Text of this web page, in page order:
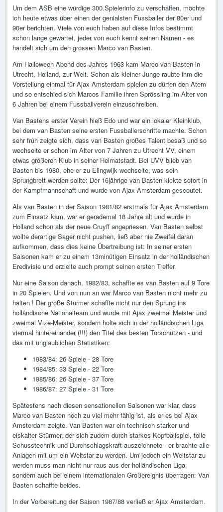
Um dem ASB eine würdige 300.Spielerinfo zu verschaffen, möchte
ich heute etwas über einen der genialsten Fussballer der 80er und
90er berichten. Viele von euch haben auf diese Infos bestimmt
schon lange gewartet, jeder von euch kennt seinen Namen - es
handelt sich um den grossen Marco van Basten.
Am Halloween-Abend des Jahres 1963 kam Marco van Basten in
Utrecht, Holland, zur Welt. Schon als kleiner Junge raubte ihm die
Vorstellung einmal für Ajax Amsterdam spielen zu dürfen den Atem
und so entschied sich Marcos Familie ihren Sprössling im Alter von
6 Jahren bei einem Fussballverein einzuschreiben.
Van Bastens erster Verein hieß Edo und war ein lokaler Kleinklub,
bei dem van Basten seine ersten Fussballerschritte machte. Schon
sehr früh zeigte sich, dass van Basten großes Talent besaß und so
wechselte er schon im Alter von 7 Jahren zu Utrecht VV, einem
etwas größeren Klub in seiner Heimatstadt. Bei UVV blieb van
Basten bis 1980, ehe er zu Elingwijk wechselte, was sein
Sprungbrett werden sollte: Der 16jährige van Basten kickte sofort in
der Kampfmannschaft und wurde von Ajax Amsterdam gescoutet.
Als van Basten in der Saison 1981/82 erstmals für Ajax Amsterdam
zum Einsatz kam, war er gerademal 18 Jahre alt und wurde in
Holland schon als der neue Cruyff angepriesen. Van Basten selbst
wollte derartige Sager nicht pushen, ließ aber nie Zweifel daran
aufkommen, dass dies keine Übertreibung ist: In seiner ersten
Saisonen kam er zu einem 13minütigen Einsatz in der holländischen
Eredivisie und erzielte auch prompt seinen ersten Treffer.
Nur eine Saison danach, 1982/83, schaffte es van Basten auf 9 Tore
in 20 Spielen. Und von nun an war Marco van Basten nicht mehr zu
halten ! Der große Stürmer schaffte nicht nur den Sprung ins
holländische Nationalteam und wurde mit Ajax zweimal Meister und
zweimal Vize-Meister, sondern holte sich in der holländischen Liga
viermal hintereinander (!!!) den Titel des besten Torschützen - und
das mit unglaublichen Statistiken:
1983/84: 26 Spiele - 28 Tore
1984/85: 33 Spiele - 22 Tore
1985/86: 26 Spiele - 37 Tore
1986/87: 27 Spiele - 31 Tore
Spätestens nach diesen sensationellen Saisonen war klar, dass
Marco van Basten noch zu viel mehr fähig ist, als er es bei Ajax
Amsterdam zeigte. Van Basten war ein technisch starker und
eiskalter Stürmer, der sich zudem durch starkes Kopfballspiel, tolle
Schusstechnik und Durchschlagskraft auszeichnete - er brachte alle
Anlagen mit um ein Weltstar zu werden. Um jedoch ein Weltstar zu
werden muss man nicht nur raus aus der holländischen Liga,
sondern auch bei einem internationalen Großereignis überragen: Van
Basten schaffte beides.
In der Vorbereitung der Saison 1987/88 verließ er Ajax Amsterdam.